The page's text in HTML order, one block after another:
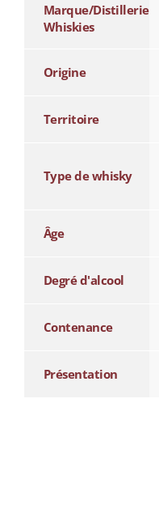
Marque/Distillerie
Whiskies
Origine
Territoire
Type de whisky
Âge
Degré d'alcool
Contenance
Présentation